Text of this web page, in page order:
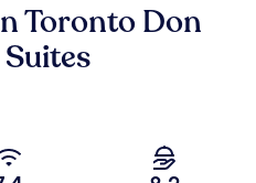
Toronto Don